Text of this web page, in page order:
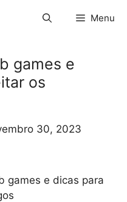
Menu
games e
os
30, 2023
games e dicas para